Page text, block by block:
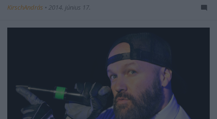
KirschAndrás • 2014. június 17.